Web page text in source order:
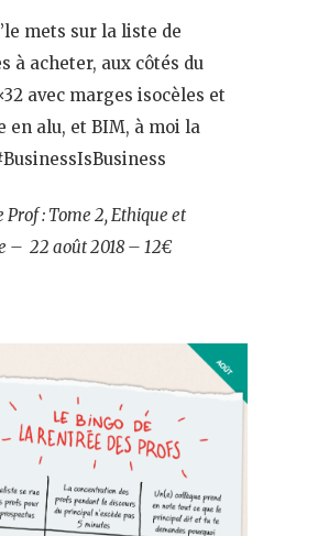
mets sur la liste de
à acheter, aux côtés du
avec marges isocèles et
en alu, et BIM, à moi la
Prof : Tome 2, Ethique et
– 22 août 2018 – 12€